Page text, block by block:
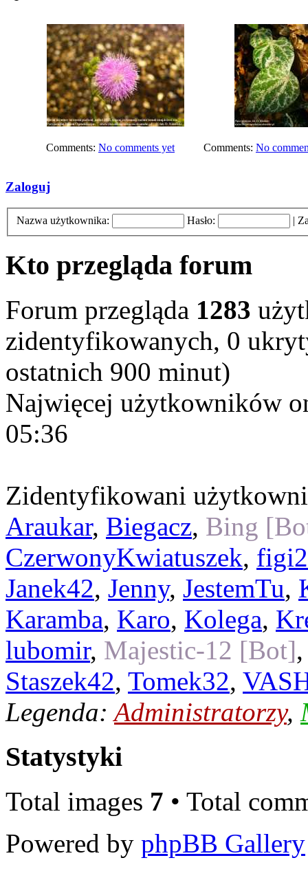
Comments: No comments yet Comments: No
Zaloguj
Nazwa użytkownika: Hasło: |
Kto przegląda forum
Forum przegląda 1283
zidentyfikowanych, 0
ostatnich 900 minut)
Najwięcej użytkowników
05:36
Zidentyfikowani
Araukar, Biegacz, Bing
CzerwonyKwiatuszek,
Janek42, Jenny, JestemTu,
Karamba, Karo, Kolega,
lubomir, Majestic-12 [Bot]
Staszek42, Tomek32,
Legenda:Administratorzy,
Statystyki
Total images 7 • Total
Powered by phpBB Gallery